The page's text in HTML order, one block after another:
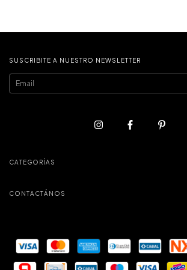
SUSCRIBITE A NUESTRO NEWSLETTER
CATEGORÍAS
CONTACTÁNOS